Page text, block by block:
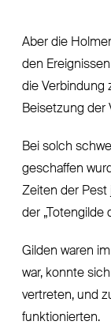
Aber die
den
die Verbindung
Beisetzung der
Bei solch
geschaffen
Zeiten der Pest
der
Gilden waren
war, konnte
vertreten, und
funktionierten.